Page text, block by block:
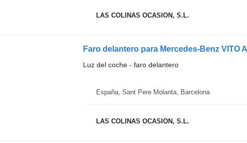
LAS COLINAS OCASION, S.L.
Faro delantero para Mercedes-Benz VITO
Luz del coche - faro delantero
España, Sant Pere Molanta, Barcelona
LAS COLINAS OCASION, S.L.